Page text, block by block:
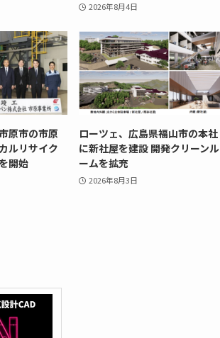
2026年8月4日
原市の市原
ルリサイク
開始
ローツェ、広島県福山市の本社
に新社屋を建設 開発クリーンル
ームを拡充
2026年8月3日